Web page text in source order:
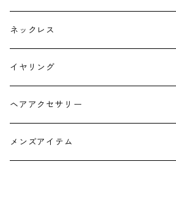
ネックレス
チョーカー
イヤリング
ヘアアクセサリー
メンズアイテム